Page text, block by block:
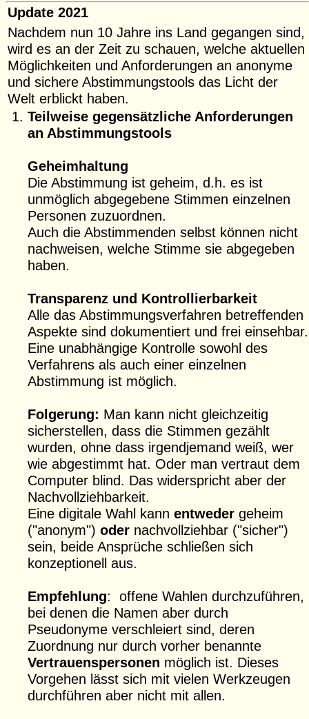
Update 2021
Nachdem nun 10 Jahre ins Land gegangen sind,
wird es an der Zeit zu schauen, welche aktuellen
Möglichkeiten und Anforderungen an anonyme
und sichere Abstimmungstools das Licht der
Welt erblickt haben.
Teilweise gegensätzliche Anforderungen
an Abstimmungstools
Geheimhaltung
Die Abstimmung ist geheim, d.h. es ist
unmöglich abgegebene Stimmen einzelnen
Personen zuzuordnen.
Auch die Abstimmenden selbst können nicht
nachweisen, welche Stimme sie abgegeben
haben.
Transparenz und Kontrollierbarkeit
Alle das Abstimmungsverfahren betreffenden
Aspekte sind dokumentiert und frei einsehbar.
Eine unabhängige Kontrolle sowohl des
Verfahrens als auch einer einzelnen
Abstimmung ist möglich.
Folgerung: Man kann nicht gleichzeitig
sicherstellen, dass die Stimmen gezählt
wurden, ohne dass irgendjemand weiß, wer
wie abgestimmt hat. Oder man vertraut dem
Computer blind. Das widerspricht aber der
Nachvollziehbarkeit.
Eine digitale Wahl kann entwedergeheim
("anonym") odernachvollziehbar ("sicher")
sein, beide Ansprüche schließen sich
konzeptionell aus.
Empfehlung: offene Wahlen durchzuführen,
bei denen die Namen aber durch
Pseudonyme verschleiert sind, deren
Zuordnung nur durch vorher benannte
Vertrauenspersonen möglich ist. Dieses
Vorgehen lässt sich mit vielen Werkzeugen
durchführen aber nicht mit allen.